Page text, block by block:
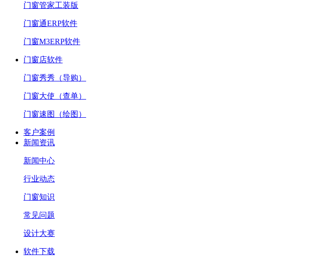
门窗管家工装版
门窗通ERP软件
门窗M3ERP软件
门窗店软件
门窗秀秀（导购）
门窗大使（查单）
门窗速图（绘图）
客户案例
新闻资讯
新闻中心
行业动态
门窗知识
常见问题
设计大赛
软件下载